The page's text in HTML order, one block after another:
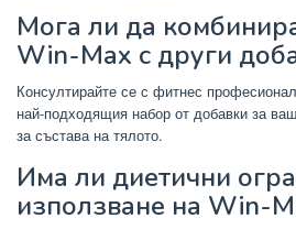
Мога ли да
Win-Max с други
Консултирайте се с фитнес
най-подходящия набор от добавки за
за състава на тялото.
Има ли диетични
използване на Win-